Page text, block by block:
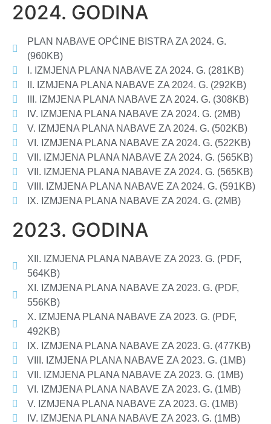
2024. GODINA
PLAN NABAVE OPĆINE BISTRA ZA 2024. G.
(960KB)
I. IZMJENA PLANA NABAVE ZA 2024. G. (281KB)
II. IZMJENA PLANA NABAVE ZA 2024. G. (292KB)
III. IZMJENA PLANA NABAVE ZA 2024. G. (308KB)
IV. IZMJENA PLANA NABAVE ZA 2024. G. (2MB)
V. IZMJENA PLANA NABAVE ZA 2024. G. (502KB)
VI. IZMJENA PLANA NABAVE ZA 2024. G. (522KB)
VII. IZMJENA PLANA NABAVE ZA 2024. G. (565KB)
VII. IZMJENA PLANA NABAVE ZA 2024. G. (565KB)
VIII. IZMJENA PLANA NABAVE ZA 2024. G. (591KB)
IX. IZMJENA PLANA NABAVE ZA 2024. G. (2MB)
2023. GODINA
XII. IZMJENA PLANA NABAVE ZA 2023. G. (PDF,
564KB)
XI. IZMJENA PLANA NABAVE ZA 2023. G. (PDF,
556KB)
X. IZMJENA PLANA NABAVE ZA 2023. G. (PDF,
492KB)
IX. IZMJENA PLANA NABAVE ZA 2023. G. (477KB)
VIII. IZMJENA PLANA NABAVE ZA 2023. G. (1MB)
VII. IZMJENA PLANA NABAVE ZA 2023. G. (1MB)
VI. IZMJENA PLANA NABAVE ZA 2023. G. (1MB)
V. IZMJENA PLANA NABAVE ZA 2023. G. (1MB)
IV. IZMJENA PLANA NABAVE ZA 2023. G. (1MB)